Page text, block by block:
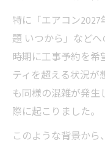
特に「エアコン
題 いつから」など
時期に工事予約を希
ティを超える状況が
も同様の混雑が発
際に起こりました。
このような背景か